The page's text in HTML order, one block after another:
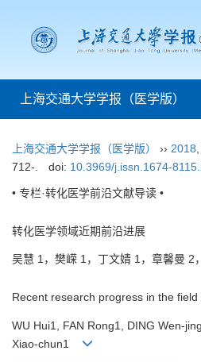
上海交通大学学报（医学版）
上海交通大学学报（医学版） ›› 2018
712-.
doi: 10.3969/j.issn.1674-
• 专栏·转化医学前沿文献导读 •
转化医学领域近期前沿进展
吴慧 1，樊嵘 1，丁文婧 1，章馨曼
Recent research progress in the
WU Hui1, FAN Rong1, DING Wen-
Xiao-chun1